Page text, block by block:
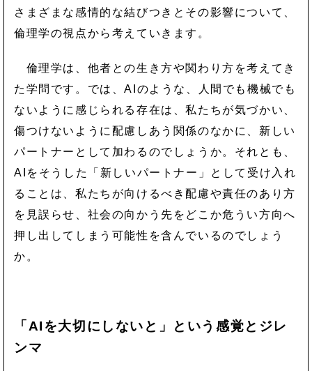
さまざまな感情的な結びつきとその影響について、
倫理学の視点から考えていきます。
倫理学は、他者との生き方や関わり方を考えてき
た学問です。では、AIのような、人間でも機械でも
ないように感じられる存在は、私たちが気づかい、
傷つけないように配慮しあう関係のなかに、新しい
パートナーとして加わるのでしょうか。それとも、
AIをそうした「新しいパートナー」として受け入れ
ることは、私たちが向けるべき配慮や責任のあり方
を見誤らせ、社会の向かう先をどこか危うい方向へ
押し出してしまう可能性を含んでいるのでしょう
か。
「AIを大切にしないと」という感覚とジレ
ンマ